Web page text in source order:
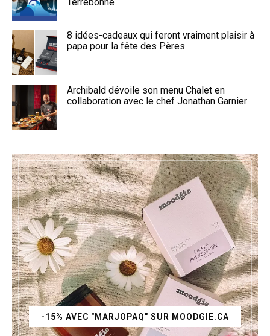
8 idées-cadeaux qui feront vraiment plaisir à
papa pour la fête des Pères
Archibald dévoile son menu Chalet en
collaboration avec le chef Jonathan Garnier
-15% AVEC "MARJOPAQ" SUR MOODGIE.CA